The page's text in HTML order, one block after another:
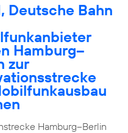
Deutsche Bahn
Hamburg–
zur
Hamburg–Berlin